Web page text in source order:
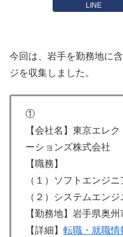
LINE
今回は、岩手を勤務地に
ジを収集しました。
①
【会社名】東京エレ
ーションズ株式会社
【職務】
（１）ソフトエンジニ
（２）システムエンジ
【勤務地】岩手県奥
【詳細】 転職・就職情